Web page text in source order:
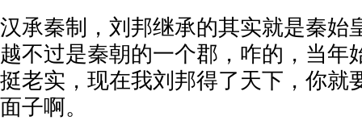
汉承秦制，刘邦继承的其实就是秦始
越不过是秦朝的一个郡，咋的，当年
挺老实，现在我刘邦得了天下，你就
面子啊。